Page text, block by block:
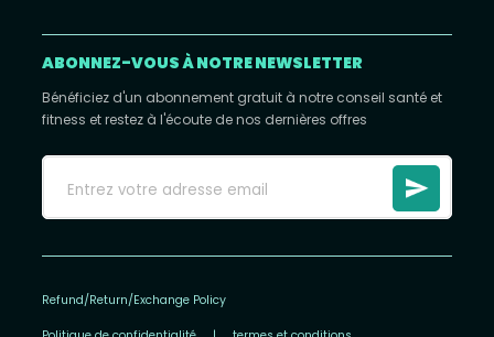
ABONNEZ-VOUS À NOTRE NEWSLETTER
Bénéficiez d'un abonnement gratuit à notre conseil santé et
fitness et restez à l'écoute de nos dernières offres
Refund/Return/Exchange Policy